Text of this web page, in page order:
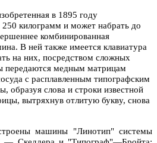
в 1895 году
килограмм и может набрать до
комбинированная
В ней также имеется клавиатура
на них, посредством сложных
передаются медным матрицам
с расплавленным типографским
образуя слова и строки известной
вытряхнув отлитую букву, снова
машины "Линотип" системы